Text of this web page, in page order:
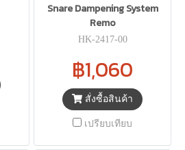
Snare Dampening System
Remo
HK-2417-00
฿1,060
สั่งซื้อสินค้า
เปรียบเทียบ